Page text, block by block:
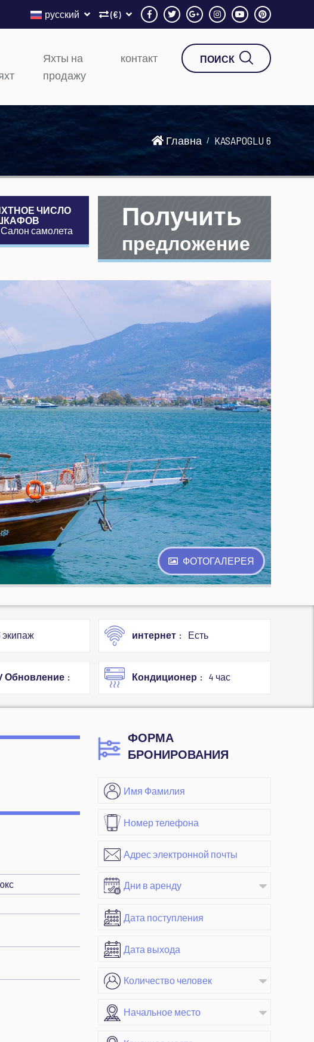
(€)
русский
Яхты на
продажу
контакт ПОИСК
Главна KASAPOGLU 6
ЧИСЛО
Салон самолета
Получить
предложение
ФОТОГАЛЕРЕЯ
экипаж интернет Есть
Обновление
Кондиционер 4 час
ФОРМА
БРОНИРОВАНИЯ